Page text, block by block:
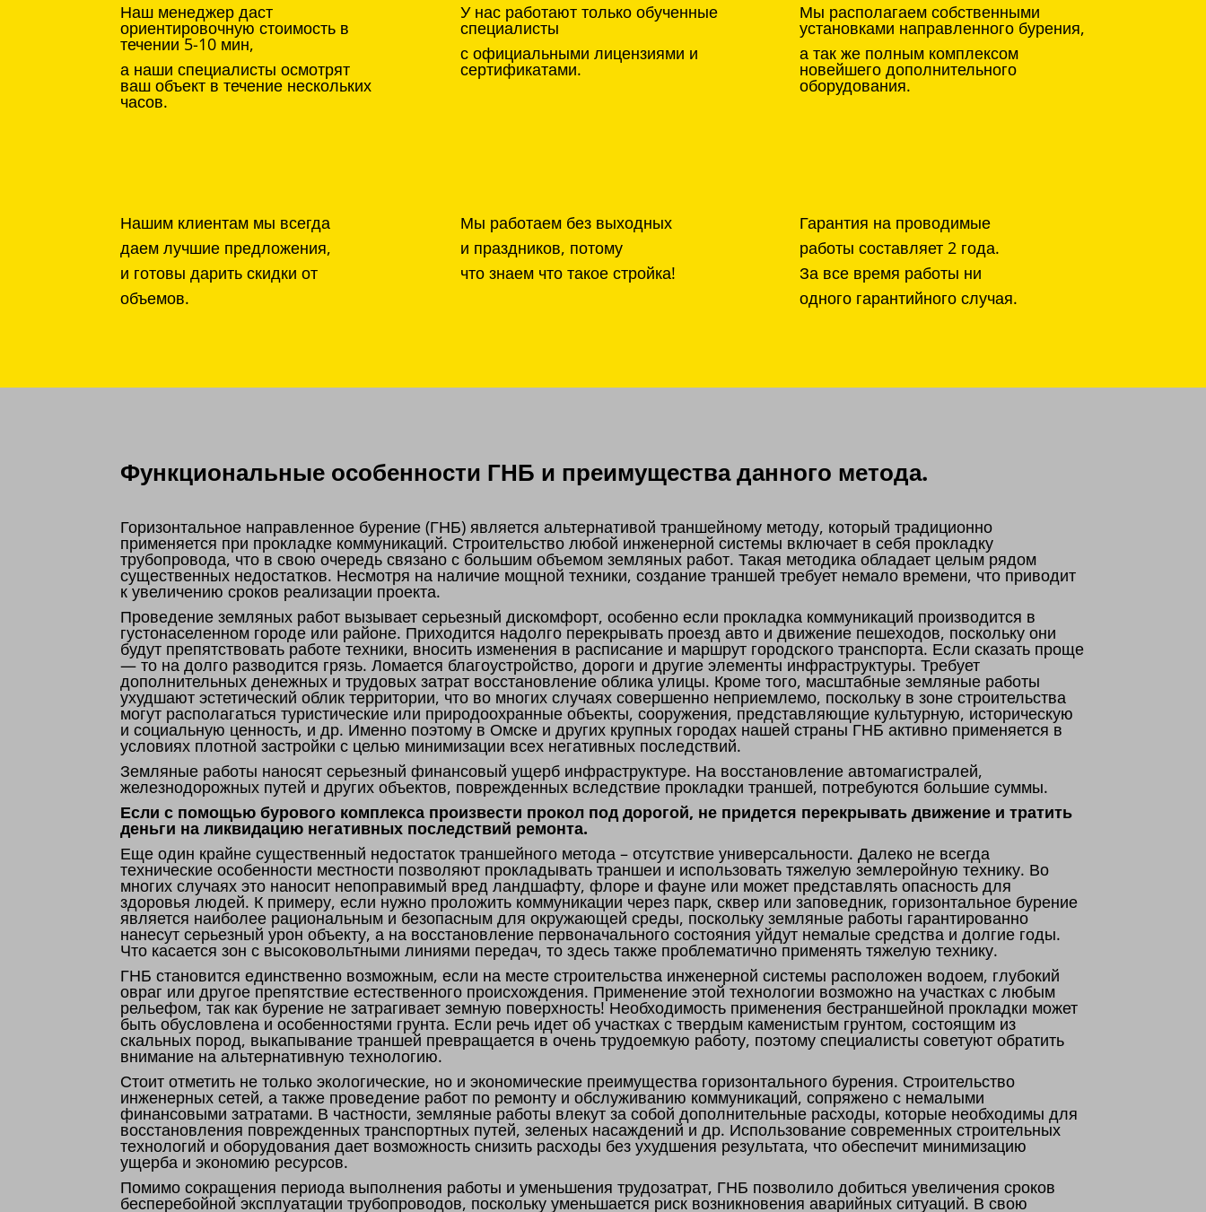
Наш менеджер даст
ориентировочную стоимость в
течении 5-10 мин,
а наши специалисты осмотрят
ваш объект в течение нескольких
часов.
У нас работают только обученные
специалисты
с официальными лицензиями и
сертификатами.
Мы располагаем собственными
установками направленного бурения,
а так же полным комплексом
новейшего дополнительного
оборудования.
Нашим клиентам мы всегда
даем лучшие предложения,
и готовы дарить скидки от
объемов.
Мы работаем без выходных
и праздников, потому
что знаем что такое стройка!
Гарантия на проводимые
работы составляет 2 года.
За все время работы ни
одного гарантийного случая.
Функциональные особенности ГНБ и преимущества данного метода.
Горизонтальное направленное бурение (ГНБ) является альтернативой траншейному методу, который традиционно
применяется при прокладке коммуникаций. Строительство любой инженерной системы включает в себя прокладку
трубопровода, что в свою очередь связано с большим объемом земляных работ. Такая методика обладает целым рядом
существенных недостатков. Несмотря на наличие мощной техники, создание траншей требует немало времени, что приводит
к увеличению сроков реализации проекта.
Проведение земляных работ вызывает серьезный дискомфорт, особенно если прокладка коммуникаций производится в
густонаселенном городе или районе. Приходится надолго перекрывать проезд авто и движение пешеходов, поскольку они
будут препятствовать работе техники, вносить изменения в расписание и маршрут городского транспорта. Если сказать проще
— то на долго разводится грязь. Ломается благоустройство, дороги и другие элементы инфраструктуры. Требует
дополнительных денежных и трудовых затрат восстановление облика улицы. Кроме того, масштабные земляные работы
ухудшают эстетический облик территории, что во многих случаях совершенно неприемлемо, поскольку в зоне строительства
могут располагаться туристические или природоохранные объекты, сооружения, представляющие культурную, историческую
и социальную ценность, и др. Именно поэтому в Омске и других крупных городах нашей страны ГНБ активно применяется в
условиях плотной застройки с целью минимизации всех негативных последствий.
Земляные работы наносят серьезный финансовый ущерб инфраструктуре. На восстановление автомагистралей,
железнодорожных путей и других объектов, поврежденных вследствие прокладки траншей, потребуются большие суммы.
Если с помощью бурового комплекса произвести прокол под дорогой, не придется перекрывать движение и тратить
деньги на ликвидацию негативных последствий ремонта.
Еще один крайне существенный недостаток траншейного метода – отсутствие универсальности. Далеко не всегда
технические особенности местности позволяют прокладывать траншеи и использовать тяжелую землеройную технику. Во
многих случаях это наносит непоправимый вред ландшафту, флоре и фауне или может представлять опасность для
здоровья людей. К примеру, если нужно проложить коммуникации через парк, сквер или заповедник, горизонтальное бурение
является наиболее рациональным и безопасным для окружающей среды, поскольку земляные работы гарантированно
нанесут серьезный урон объекту, а на восстановление первоначального состояния уйдут немалые средства и долгие годы.
Что касается зон с высоковольтными линиями передач, то здесь также проблематично применять тяжелую технику.
ГНБ становится единственно возможным, если на месте строительства инженерной системы расположен водоем, глубокий
овраг или другое препятствие естественного происхождения. Применение этой технологии возможно на участках с любым
рельефом, так как бурение не затрагивает земную поверхность! Необходимость применения бестраншейной прокладки может
быть обусловлена и особенностями грунта. Если речь идет об участках с твердым каменистым грунтом, состоящим из
скальных пород, выкапывание траншей превращается в очень трудоемкую работу, поэтому специалисты советуют обратить
внимание на альтернативную технологию.
Стоит отметить не только экологические, но и экономические преимущества горизонтального бурения. Строительство
инженерных сетей, а также проведение работ по ремонту и обслуживанию коммуникаций, сопряжено с немалыми
финансовыми затратами. В частности, земляные работы влекут за собой дополнительные расходы, которые необходимы для
восстановления поврежденных транспортных путей, зеленых насаждений и др. Использование современных строительных
технологий и оборудования дает возможность снизить расходы без ухудшения результата, что обеспечит минимизацию
ущерба и экономию ресурсов.
Помимо сокращения периода выполнения работы и уменьшения трудозатрат, ГНБ позволило добиться увеличения сроков
бесперебойной эксплуатации трубопроводов, поскольку уменьшается риск возникновения аварийных ситуаций. В свою